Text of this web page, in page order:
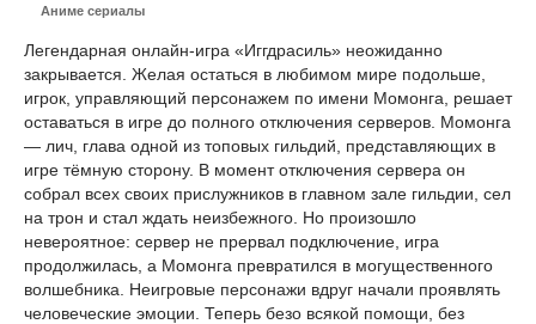
Аниме сериалы
Легендарная онлайн-игра «Иггдрасиль» неожиданно
закрывается. Желая остаться в любимом мире подольше,
игрок, управляющий персонажем по имени Момонга, решает
оставаться в игре до полного отключения серверов. Момонга
— лич, глава одной из топовых гильдий, представляющих в
игре тёмную сторону. В момент отключения сервера он
собрал всех своих прислужников в главном зале гильдии, сел
на трон и стал ждать неизбежного. Но произошло
невероятное: сервер не прервал подключение, игра
продолжилась, а Момонга превратился в могущественного
волшебника. Неигровые персонажи вдруг начали проявлять
человеческие эмоции. Теперь безо всякой помощи, без